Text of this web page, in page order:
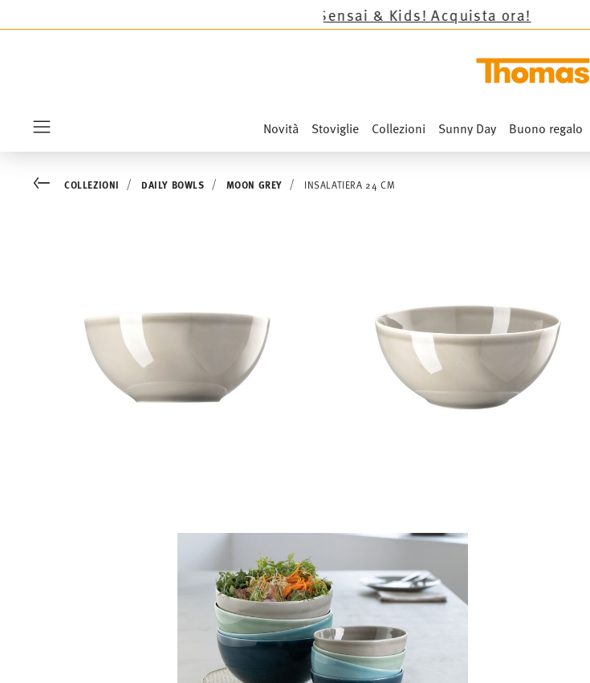
Acquista ora!
Novità Stoviglie Collezioni Sunny Day Buono regalo
Go backCOLLEZIONI DAILY BOWLS MOON GREY INSALATIERA 24 CM